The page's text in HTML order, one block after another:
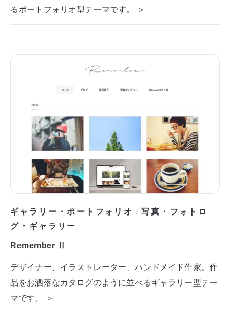
るポートフォリオ型テーマです。 ＞
ギャラリー・ポートフォリオ /写真・フォトロ
グ・ギャラリー
Remember Ⅱ
デザイナー、イラストレーター、ハンドメイド作家。作
品をお洒落なカタログのように並べるギャラリー型テー
マです。 ＞